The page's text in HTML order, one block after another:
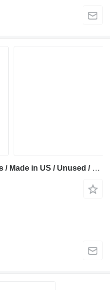
Goodyear titan 20.5R25 tires / Made in US / Unused / 24x